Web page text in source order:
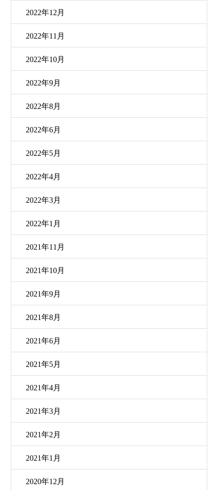
2022年12月
2022年11月
2022年10月
2022年9月
2022年8月
2022年6月
2022年5月
2022年4月
2022年3月
2022年1月
2021年11月
2021年10月
2021年9月
2021年8月
2021年6月
2021年5月
2021年4月
2021年3月
2021年2月
2021年1月
2020年12月